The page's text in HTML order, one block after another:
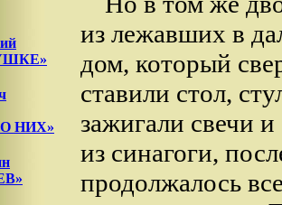
НИХ»
из лежавших в
дом, который
ставили стол,
зажигали свечи
из синагоги,
продолжалось